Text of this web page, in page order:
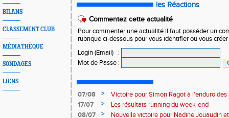
BILANS
CLASSEMENT CLUB
MÉDIATHÈQUE
SONDAGES
LIENS
les Réactions
Commentez cette actualité
Pour commenter une actualité il faut posséder un
rubrique ci-dessous pour vous identifier ou vous
Login (Email)
:
Mot de Passe :
07/08 >
Victoire pour Simon Ragot à l'enduro des
17/07
>
Les résultats running du week-end
08/07
>
Nouvelle victoire pour Nadine Jouaudin